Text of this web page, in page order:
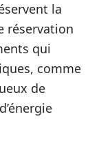
la
réservation
qui
comme
de